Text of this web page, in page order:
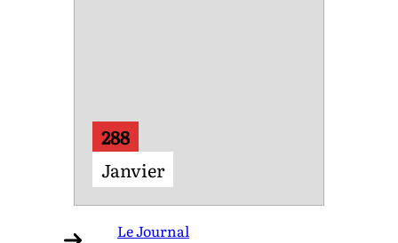
288
Janvier
Le Journal